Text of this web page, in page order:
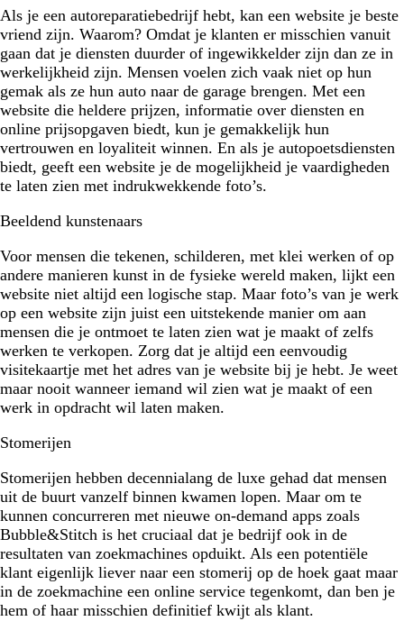
Als je een autoreparatiebedrijf hebt, kan een website je beste
vriend zijn. Waarom? Omdat je klanten er misschien vanuit
gaan dat je diensten duurder of ingewikkelder zijn dan ze in
werkelijkheid zijn. Mensen voelen zich vaak niet op hun
gemak als ze hun auto naar de garage brengen. Met een
website die heldere prijzen, informatie over diensten en
online prijsopgaven biedt, kun je gemakkelijk hun
vertrouwen en loyaliteit winnen. En als je autopoetsdiensten
biedt, geeft een website je de mogelijkheid je vaardigheden
te laten zien met indrukwekkende foto’s.
Beeldend kunstenaars
Voor mensen die tekenen, schilderen, met klei werken of op
andere manieren kunst in de fysieke wereld maken, lijkt een
website niet altijd een logische stap. Maar foto’s van je werk
op een website zijn juist een uitstekende manier om aan
mensen die je ontmoet te laten zien wat je maakt of zelfs
werken te verkopen. Zorg dat je altijd een eenvoudig
visitekaartje met het adres van je website bij je hebt. Je weet
maar nooit wanneer iemand wil zien wat je maakt of een
werk in opdracht wil laten maken.
Stomerijen
Stomerijen hebben decennialang de luxe gehad dat mensen
uit de buurt vanzelf binnen kwamen lopen. Maar om te
kunnen concurreren met nieuwe on-demand apps zoals
Bubble&Stitch is het cruciaal dat je bedrijf ook in de
resultaten van zoekmachines opduikt. Als een potentiële
klant eigenlijk liever naar een stomerij op de hoek gaat maar
in de zoekmachine een online service tegenkomt, dan ben je
hem of haar misschien definitief kwijt als klant.